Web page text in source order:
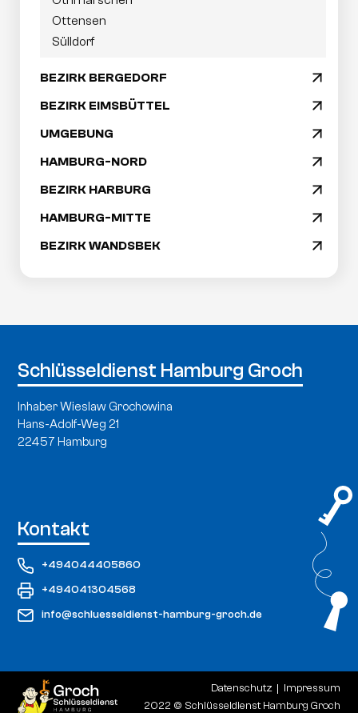
Ottensen
Sülldorf
BEZIRK BERGEDORF arrow_drop_down
BEZIRK EIMSBÜTTEL arrow_drop_down
UMGEBUNG arrow_drop_down
HAMBURG-NORD arrow_drop_down
BEZIRK HARBURG arrow_drop_down
HAMBURG-MITTE arrow_drop_down
BEZIRK WANDSBEK arrow_drop_down
Schlüsseldienst Hamburg Groch
Inhaber Wieslaw Grochowina
Hans-Adolf-Weg 21
22457 Hamburg
Kontakt
+494044405860
+494041304568
info@schluesseldienst-hamburg-groch.de
Datenschutz
Impressum
2022 © Schlüsseldienst Hamburg Groch